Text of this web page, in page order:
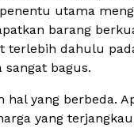
utama
barang
terlebih dahulu
bagus.
hal yang
yang